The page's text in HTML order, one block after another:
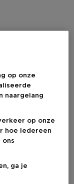
op onze
naargelang
op onze
hoe iedereen
ons
ga je